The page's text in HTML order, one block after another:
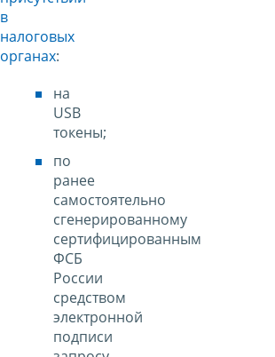
в
налоговых
органах:
на
USB
токены;
по
ранее
самостоятельно
сгенерированному
сертифицированным
ФСБ
России
средством
электронной
подписи